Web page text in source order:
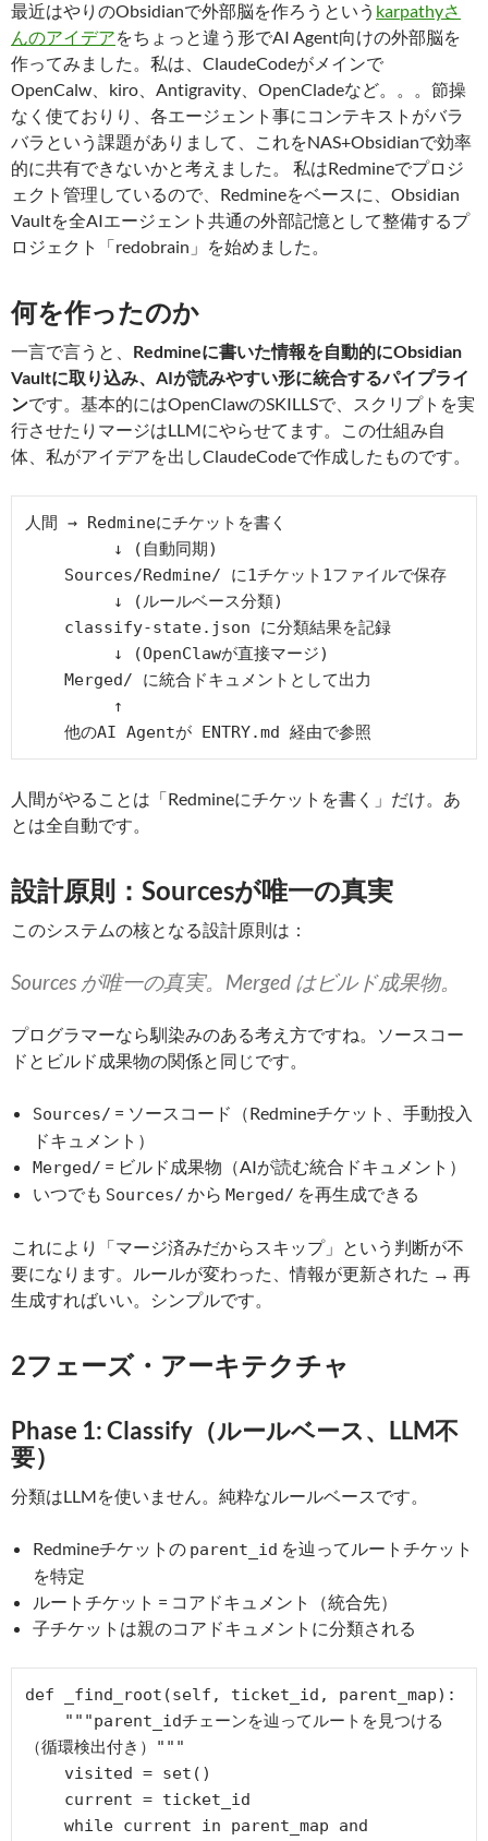
最近はやりのObsidianで外部脳を作ろうという karpathyさ
んのアイデアをちょっと違う形でAI Agent向けの外部脳を
作ってみました。私は、ClaudeCodeがメインで
OpenCalw、kiro、Antigravity、OpenCladeなど。。。節操
なく使ておりり、各エージェント事にコンテキストがバラ
バラという課題がありまして、これをNAS+Obsidianで効率
的に共有できないかと考えました。 私はRedmineでプロジ
ェクト管理しているので、Redmineをベースに、Obsidian
Vaultを全AIエージェント共通の外部記憶として整備するプ
ロジェクト「redobrain」を始めました。
何を作ったのか
一言で言うと、 Redmineに書いた情報を自動的にObsidian
Vaultに取り込み、AIが読みやすい形に統合するパイプライ
ンです。基本的にはOpenClawのSKILLSで、スクリプトを実
行させたりマージはLLMにやらせてます。この仕組み自
体、私がアイデアを出しClaudeCodeで作成したものです。
人間 → Redmineにチケットを書く
人間がやることは「Redmineにチケットを書く」だけ。あ
とは全自動です。
設計原則：Sourcesが唯一の真実
このシステムの核となる設計原則は：
Sources が唯一の真実。Merged はビルド成果物。
プログラマーなら馴染みのある考え方ですね。ソースコー
ドとビルド成果物の関係と同じです。
Sources/ = ソースコード（Redmineチケット、手動投入
ドキュメント）
Merged/ = ビルド成果物（AIが読む統合ドキュメント）
いつでも Sources/ から Merged/ を再生成できる
これにより「マージ済みだからスキップ」という判断が不
要になります。ルールが変わった、情報が更新された → 再
生成すればいい。シンプルです。
2フェーズ・アーキテクチャ
Phase 1: Classify（ルールベース、LLM不
要）
分類はLLMを使いません。純粋なルールベースです。
Redmineチケットの parent_id を辿ってルートチケット
を特定
ルートチケット = コアドキュメント（統合先）
子チケットは親のコアドキュメントに分類される
def _find_root(self, ticket_id, parent_map):
（循環検出付き）"""